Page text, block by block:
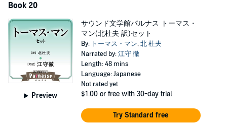
Book 20
Preview
サウンド文学館パルナス トーマス・
マン(北杜夫 訳)セット
By: トーマス・マン,北 杜夫
Narrated by:江守 徹
Length: 48 mins
Language: Japanese
Not rated yet
$1.00 or free with 30-day trial
Try Standard free